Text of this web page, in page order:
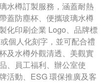
水樽訂製服務，涵蓋耐熱
蓋防塵杯、便攜玻璃水樽
化印刷企業 Logo、品牌標
個人化刻字，並可配合禮
及水樽外觀清透、美觀實
、員工福利、辦公室使
活動、ESG 環保推廣及客